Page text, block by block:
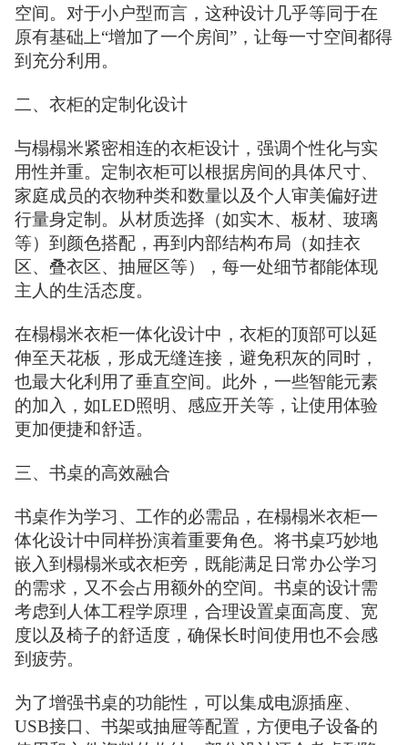
空间。对于小户型而言，这种设计几乎等同于在
原有基础上“增加了一个房间”，让每一寸空间都得
到充分利用。
二、衣柜的定制化设计
与榻榻米紧密相连的衣柜设计，强调个性化与实
用性并重。定制衣柜可以根据房间的具体尺寸、
家庭成员的衣物种类和数量以及个人审美偏好进
行量身定制。从材质选择（如实木、板材、玻璃
等）到颜色搭配，再到内部结构布局（如挂衣
区、叠衣区、抽屉区等），每一处细节都能体现
主人的生活态度。
在榻榻米衣柜一体化设计中，衣柜的顶部可以延
伸至天花板，形成无缝连接，避免积灰的同时，
也最大化利用了垂直空间。此外，一些智能元素
的加入，如LED照明、感应开关等，让使用体验
更加便捷和舒适。
三、书桌的高效融合
书桌作为学习、工作的必需品，在榻榻米衣柜一
体化设计中同样扮演着重要角色。将书桌巧妙地
嵌入到榻榻米或衣柜旁，既能满足日常办公学习
的需求，又不会占用额外的空间。书桌的设计需
考虑到人体工程学原理，合理设置桌面高度、宽
度以及椅子的舒适度，确保长时间使用也不会感
到疲劳。
为了增强书桌的功能性，可以集成电源插座、
USB接口、书架或抽屉等配置，方便电子设备的